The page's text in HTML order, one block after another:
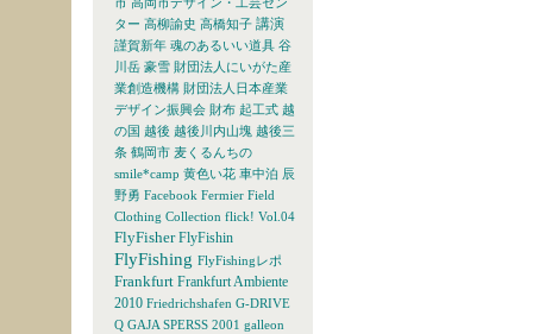
ター 高柳諭史 高橋知子 講演
謹賀新年 魂のあるいい道具 谷
川岳 豪雪 財団法人にいがた産
業創造機構 財団法人日本産業
デザイン振興会 財布 起工式 越
の国 越後 越後川内山塊 越後三
条 鶴岡市 麦くるんちの
smile*camp 黄色い花 車中泊 辰
野勇 Facebook Fermier Field
Clothing Collection flick! Vol.04
FlyFisher FlyFishin
FlyFishing FlyFishingレポ
Frankfurt Frankfurt Ambiente
2010 Friedrichshafen G-DRIVE
Q GAJA SPERSS 2001 galleon